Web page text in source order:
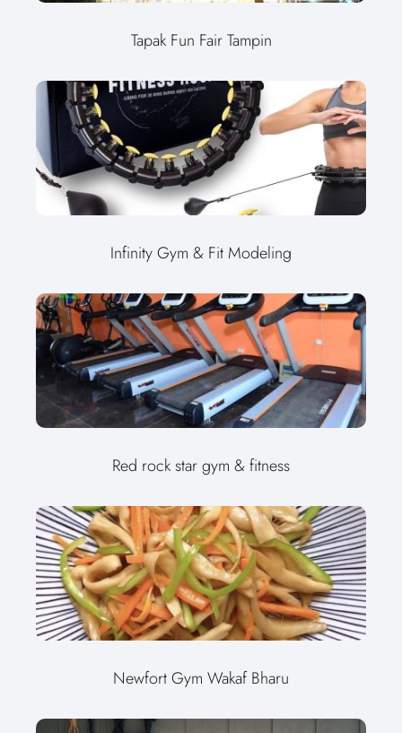
Tapak Fun Fair Tampin
Infinity Gym & Fit Modeling
Red rock star gym & fitness
Newfort Gym Wakaf Bharu